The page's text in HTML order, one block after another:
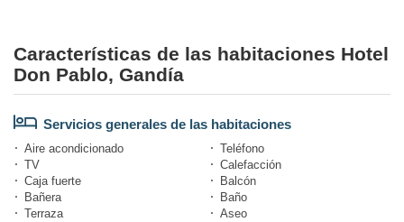
Características de las habitaciones Hotel
Don Pablo, Gandía
Servicios generales de las habitaciones
Aire acondicionado
Teléfono
TV
Calefacción
Caja fuerte
Balcón
Bañera
Baño
Terraza
Aseo